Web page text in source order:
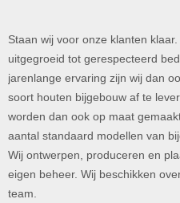
Staan wij voor onze klanten
uitgegroeid tot gerespecteerd
jarenlange ervaring zijn wij dan
soort houten bijgebouw af te
worden dan ook op maat
aantal standaard modellen van
Wij ontwerpen, produceren en
eigen beheer. Wij beschikken
team.